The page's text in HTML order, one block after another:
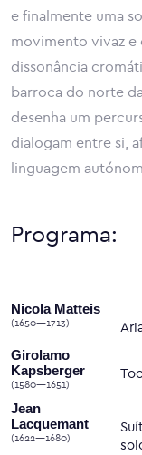
e finalmente uma
movimento vivaz
dissonância
barroca do norte
desenha um
dialogam entre si,
linguagem
Programa:
Nicola Matteis
(1650—1713)
Girolamo
Kapsberger
(1580—1651)
Jean
Lacquemant
(1622—1680)